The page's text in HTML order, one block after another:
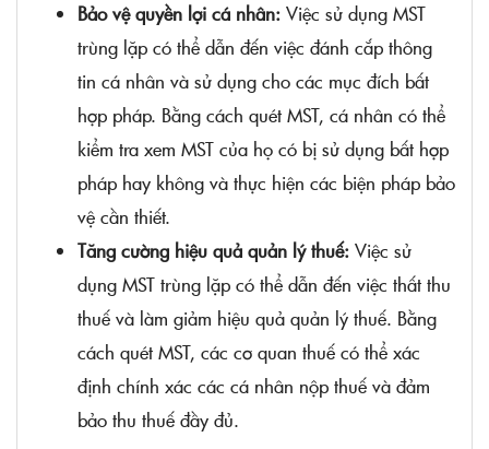
Bảo vệ quyền lợi cá nhân: Việc sử dụng MST
trùng lặp có thể dẫn đến việc đánh cắp thông
tin cá nhân và sử dụng cho các mục đích bất
hợp pháp. Bằng cách quét MST, cá nhân có thể
kiểm tra xem MST của họ có bị sử dụng bất hợp
pháp hay không và thực hiện các biện pháp bảo
vệ cần thiết.
Tăng cường hiệu quả quản lý thuế: Việc sử
dụng MST trùng lặp có thể dẫn đến việc thất thu
thuế và làm giảm hiệu quả quản lý thuế. Bằng
cách quét MST, các cơ quan thuế có thể xác
định chính xác các cá nhân nộp thuế và đảm
bảo thu thuế đầy đủ.